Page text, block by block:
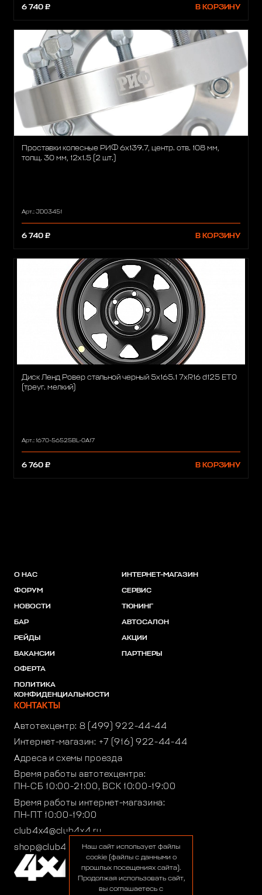
6 740 ₽ В КОРЗИНУ
Проставки колесные РИФ 6x139.7, центр. отв. 108 мм,
толщ. 30 мм, 12x1.5 (2 шт.)
Арт.: JD03451
6 740 ₽ В КОРЗИНУ
Диск Ленд Ровер стальной черный 5x165.1 7xR16 d125 ET0
(треуг. мелкий)
Арт.: 1670-56525BL-0A17
6 760 ₽ В КОРЗИНУ
О НАС
ФОРУМ
НОВОСТИ
БАР
РЕЙДЫ
ВАКАНСИИ
ОФЕРТА
ПОЛИТИКА
КОНФИДЕНЦИАЛЬНОСТИ
ИНТЕРНЕТ-МАГАЗИН
СЕРВИС
ТЮНИНГ
АВТОСАЛОН
АКЦИИ
ПАРТНЕРЫ
КОНТАКТЫ
Автотехцентр: 8 (499) 922-44-44
Интернет-магазин: +7 (916) 922-44-44
Адреса и схемы проезда
Время работы автотехцентра:
ПН-СБ 10:00-21:00, ВСК 10:00-19:00
Время работы интернет-магазина:
ПН-ПТ 10:00-19:00
club4x4@club4x4.ru
shop@club4x4.ruНаш сайт использует файлы
cookie (файлы с данными о
прошлых посещениях сайта).
Продолжая использовать сайт,
вы соглашаетесь с